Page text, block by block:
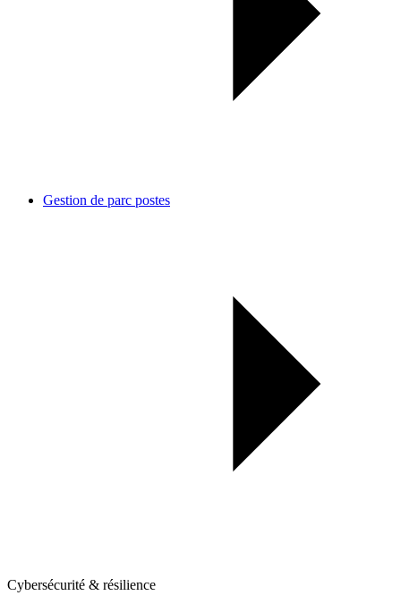
Gestion de parc postes
Cybersécurité & résilience